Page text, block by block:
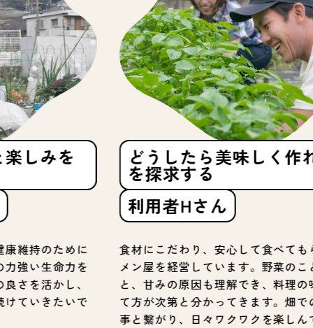
めに
力を
し、
いで
どうしたら美味しく作れるか
を探求する
利用者Hさん
食材にこだわり、安心して食べてもらえるラ
メン屋を経営しています。野菜のことを学ぶ
と、甘みの原因も理解でき、料理の味の組み
て方が次第と分かってきます。畑での学びが
事と繋がり、日々ワクワクを楽しんでいます